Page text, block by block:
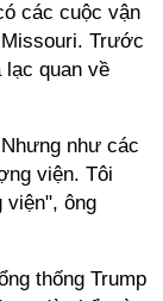
các cuộc vận
Trước
lạc quan về
như các
viện. Tôi
viện", ông
thống Trump